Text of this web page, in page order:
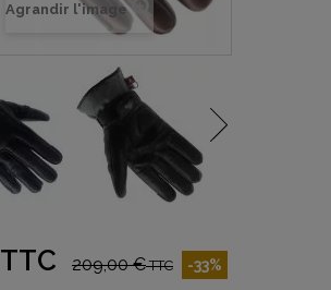
Agrandir l'image
TTC 209,00 €TTC -33%